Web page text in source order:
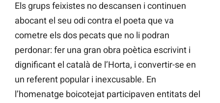
Els grups feixistes no descansen i continuen
abocant el seu odi contra el poeta que va
cometre els dos pecats que no li podran
perdonar: fer una gran obra poètica escrivint i
dignificant el català de l’Horta, i convertir-se en
un referent popular i inexcusable. En
l’homenatge boicotejat participaven entitats del